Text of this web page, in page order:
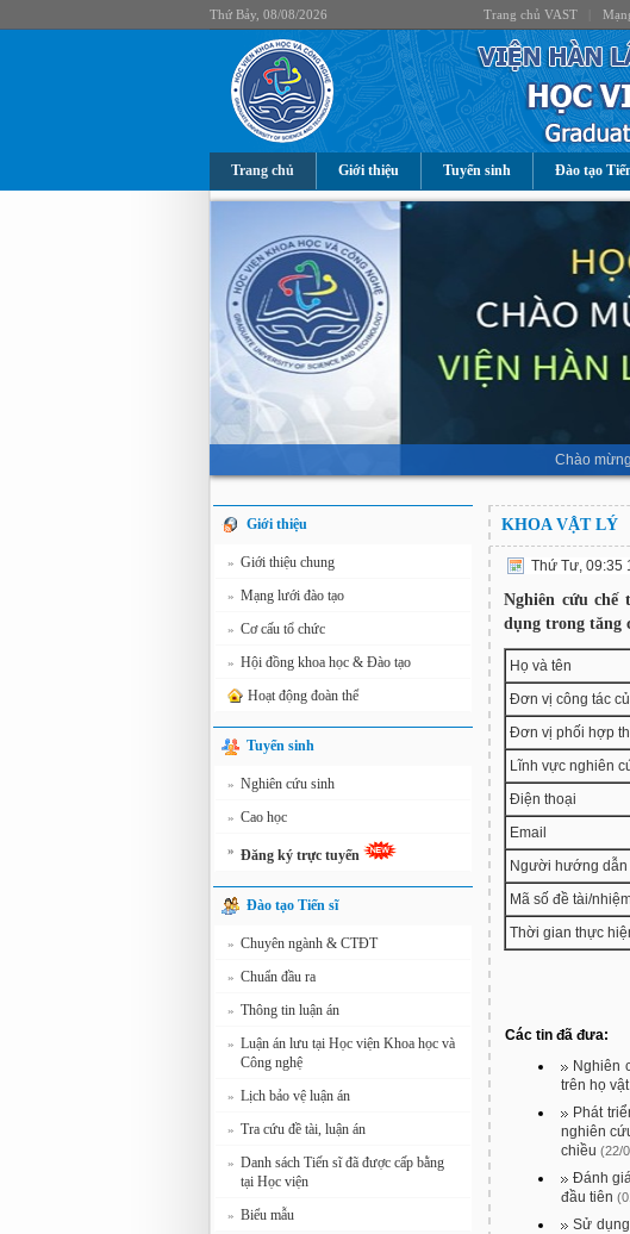
Thứ Bảy, 08/08/2026 Trang chủ VAST|
Trang chủ Giới thiệu Tuyển sinh Đào tạo
Chào
Giới thiệu
» Giới thiệu chung
» Mạng lưới đào tạo
» Cơ cấu tổ chức
» Hội đồng khoa học & Đào tạo
Hoạt động đoàn thể
Tuyển sinh
» Nghiên cứu sinh
» Cao học
» Đăng ký trực tuyến
Đào tạo Tiến sĩ
» Chuyên ngành & CTĐT
» Chuẩn đầu ra
» Thông tin luận án
» Luận án lưu tại Học viện Khoa học và
Công nghệ
» Lịch bảo vệ luận án
» Tra cứu đề tài, luận án
» Danh sách Tiến sĩ đã được cấp bằng
tại Học viện
» Biểu mẫu
KHOA VẬT LÝ
Thứ Tư, 09:35
Nghiên cứu chế
dụng trong tăng
Họ và tên
Đơn vị công tác
Đơn vị phối hợp
Lĩnh vực nghiên
Điện thoại
Email
Người hướng dẫn
Mã số đề tài/
Thời gian thực
Các tin đã đưa:
Nghiên
trên họ
Phát
nghiên
chiều (22/
Đánh
đầu tiên
Sử